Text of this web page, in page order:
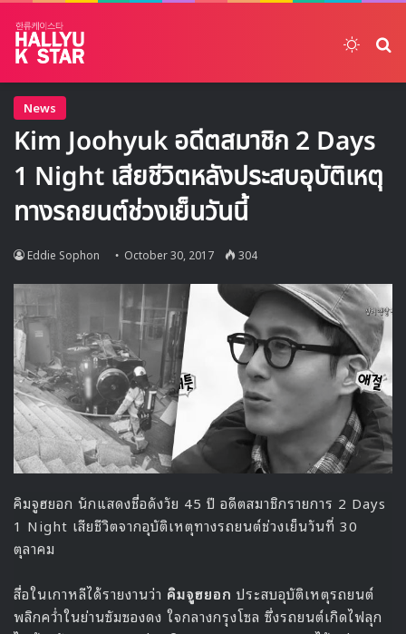
News
Kim Joohyuk อดีตสมาชิก 2 Days
1 Night เสียชีวิตหลังประสบอุบัติเหตุ
ทางรถยนต์ช่วงเย็นวันนี้
Eddie Sophon October 30, 2017 304
คิมจูฮยอก นักแสดงชื่อดังวัย 45 ปี อดีตสมาชิกรายการ 2 Days
1 Night เสียชีวิตจากอุบัติเหตุทางรถยนต์ช่วงเย็นวันที่ 30
ตุลาคม
สื่อในเกาหลีได้รายงานว่า คิมจูฮยอก ประสบอุบัติเหตุรถยนต์
พลิกคว่ำในย่านซัมซองดง ใจกลางกรุงโซล ซึ่งรถยนต์เกิดไฟลุก